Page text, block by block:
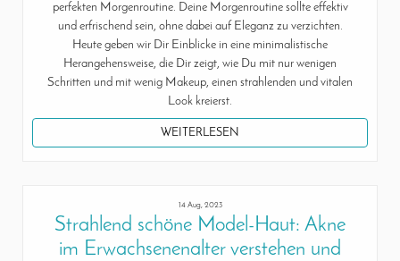
perfekten Morgenroutine. Deine Morgenroutine sollte effektiv
und erfrischend sein, ohne dabei auf Eleganz zu verzichten.
Heute geben wir Dir Einblicke in eine minimalistische
Herangehensweise, die Dir zeigt, wie Du mit nur wenigen
Schritten und mit wenig Makeup, einen strahlenden und vitalen
Look kreierst.
WEITERLESEN
14 Aug, 2023
Strahlend schöne Model-Haut: Akne
im Erwachsenenalter verstehen und